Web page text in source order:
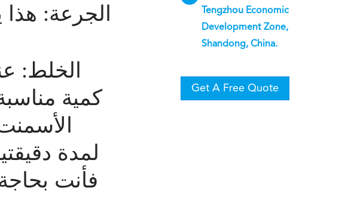
الخلط:
كمية
لمدة
فأنت
Tengzhou Economic
Development Zone,
Shandong, China.
Get A Free Quote